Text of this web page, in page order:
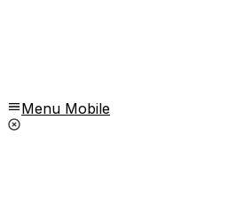
Menu Mobile